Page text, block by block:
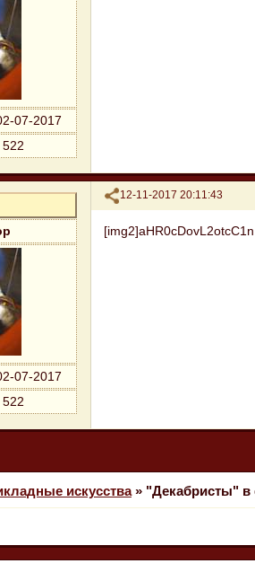
07-2017
522
Поделиться
12-11-2017 20:11:43
07-2017
522
искусства » "Декабристы" в